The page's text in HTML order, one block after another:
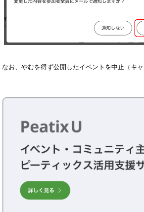
なお、やむを得ず公開したイベントを中止（キャ